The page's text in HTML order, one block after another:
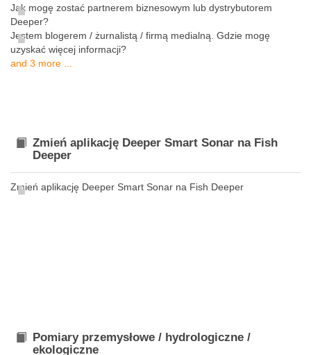
Jak mogę zostać partnerem biznesowym lub dystrybutorem
Deeper?
Jestem blogerem / żurnalistą / firmą medialną. Gdzie mogę
uzyskać więcej informacji?
and 3 more ...
Zmień aplikację Deeper Smart Sonar na Fish
Deeper
Zmień aplikację Deeper Smart Sonar na Fish Deeper
Pomiary przemysłowe / hydrologiczne /
ekologiczne